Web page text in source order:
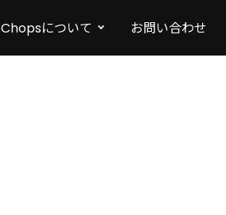
Chopsについて お問い合わせ